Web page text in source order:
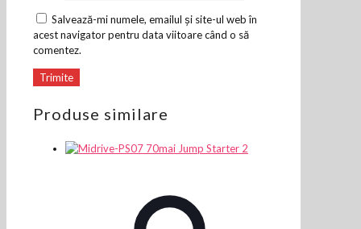
Salvează-mi numele, emailul și site-ul web în
acest navigator pentru data viitoare când o să
comentez.
Produse similare